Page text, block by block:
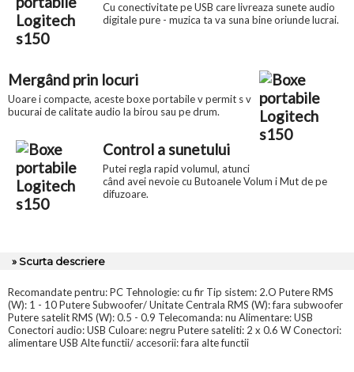
Cu conectivitate pe USB care livreaza sunete audio
digitale pure - muzica ta va suna bine oriunde lucrai.
Mergând prin locuri
Uoare i compacte, aceste boxe portabile v permit s v
bucurai de calitate audio la birou sau pe drum.
Control a sunetului
Putei regla rapid volumul, atunci
când avei nevoie cu Butoanele Volum i Mut de pe
difuzoare.
» Scurta descriere
Recomandate pentru: PC Tehnologie: cu fir Tip sistem: 2.O Putere RMS
(W): 1 - 10 Putere Subwoofer/ Unitate Centrala RMS (W): fara subwoofer
Putere satelit RMS (W): 0.5 - 0.9 Telecomanda: nu Alimentare: USB
Conectori audio: USB Culoare: negru Putere sateliti: 2 x 0.6 W Conectori:
alimentare USB Alte functii/ accesorii: fara alte functii